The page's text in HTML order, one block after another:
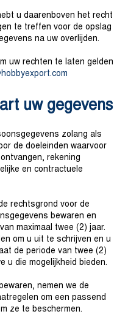
u daarenboven het recht
te treffen voor de opslag
na uw overlijden.
uw rechten te laten gelden
obbyexport.com
uw gegevens
zolang als
de doeleinden waarvoor
rekening
en contractuele
rechtsgrond voor de
bewaren en
maximaal twee (2) jaar.
om u uit te schrijven en u
de periode van twee (2)
u die mogelijkheid bieden.
nemen we de
om een passend
ze te beschermen.